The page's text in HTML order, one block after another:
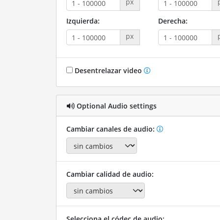
px
Izquierda:
px
Derecha:
Desentrelazar video
Optional Audio settings
Cambiar canales de audio:
Cambiar calidad de audio: